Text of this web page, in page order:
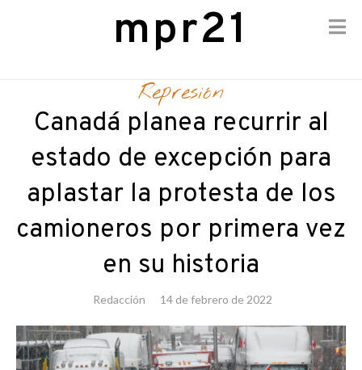
content
mpr21
Represión
Canadá planea recurrir al
estado de excepción para
aplastar la protesta de los
camioneros por primera vez
en su historia
Redacción 14 de febrero de 2022